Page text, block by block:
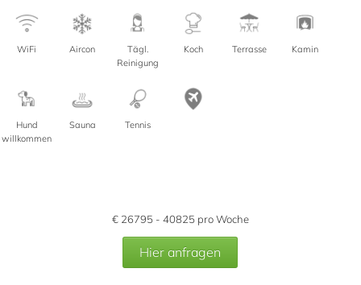
WiFi Aircon
Tägl.
Reinigung
Koch Terrasse Kamin
Hund
willkommen
Sauna Tennis
€ 26795 - 40825 pro Woche
Hier anfragen